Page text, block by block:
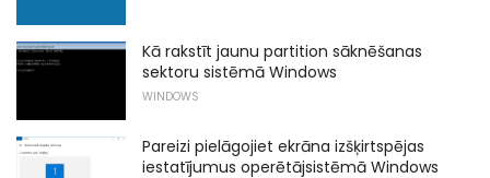
Kā rakstīt jaunu partition sāknēšanas
sektoru sistēmā Windows
WINDOWS
Pareizi pielāgojiet ekrāna izšķirtspējas
iestatījumus operētājsistēmā Windows